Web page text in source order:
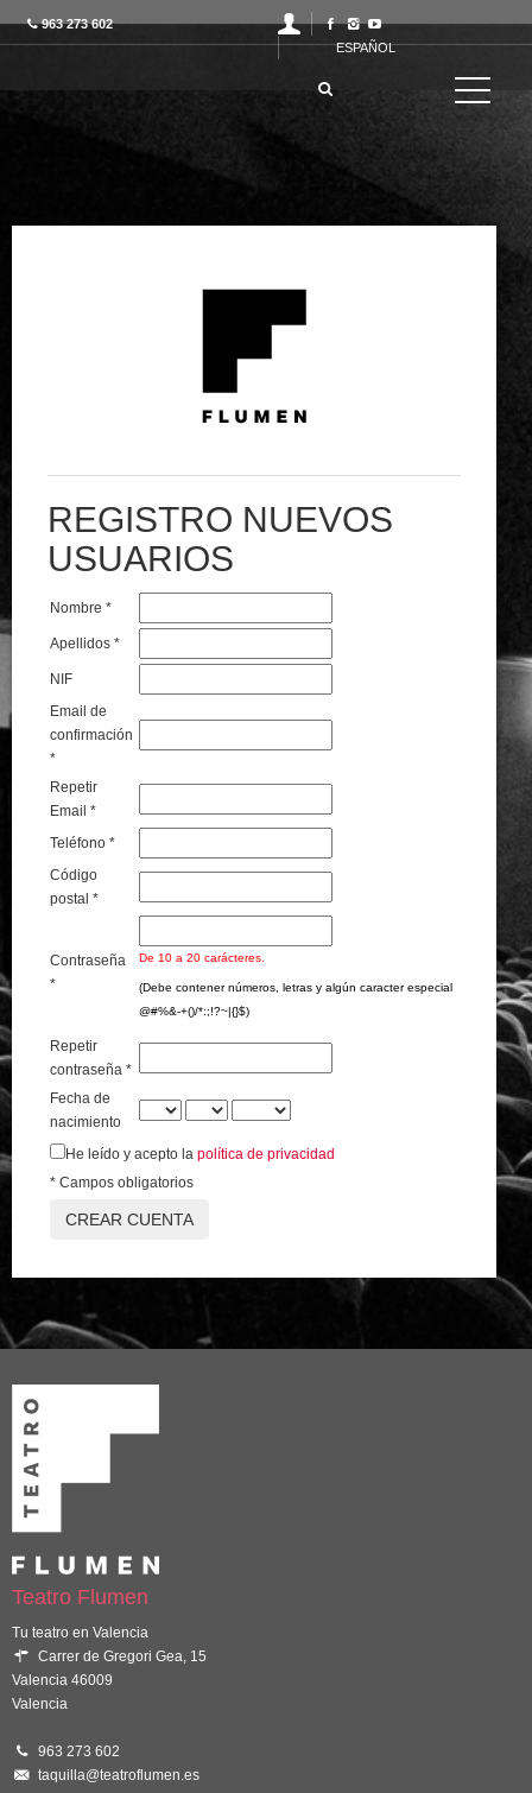
963 273 602
ESPAÑOL
REGISTRO NUEVOS
USUARIOS
Nombre *
Apellidos *
NIF
Email de
confirmación
*
Repetir
Email *
Teléfono *
Código
postal *
Contraseña
*
De 10 a 20 carácteres.
(Debe contener números, letras y algún caracter especial
@#%&-+()/*:;!?~|{}$)
Repetir
contraseña *
Fecha de
nacimiento
He leído y acepto la política de privacidad
* Campos obligatorios
CREAR CUENTA
Teatro Flumen
Tu teatro en Valencia
Carrer de Gregori Gea, 15
Valencia 46009
Valencia
963 273 602
taquilla@teatroflumen.es